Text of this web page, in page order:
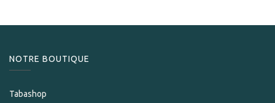
NOTRE BOUTIQUE
Tabashop